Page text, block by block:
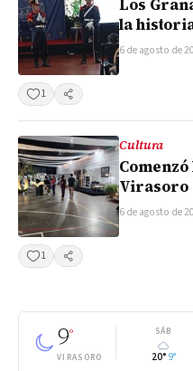
Los
la
6 de agosto de
1 Compartir
Cultura
Virasoro
6 de agosto de
1 Compartir
9°
VIRASORO
SÁB
20° 9°